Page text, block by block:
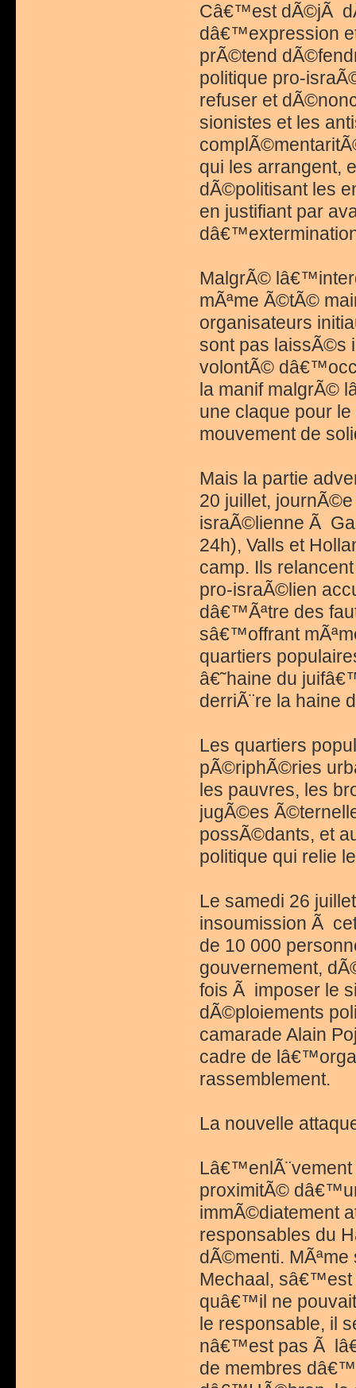
Câ€™est dÃ©jÃ
dâ€™expression
prÃ©tend
politique pro-
refuser et
sionistes et les
qui les arrangent,
dÃ©politisant les
en justifiant par
MalgrÃ©
mÃªme Ã©tÃ©
organisateurs
sont pas laissÃ©s
volontÃ©
la manif malgrÃ©
une claque pour
mouvement de
Mais la partie
20 juillet,
israÃ©lienne Ã
24h), Valls et
camp. Ils
pro-israÃ©lien
dâ€™Ãªtre des
sâ€™offrant
quartiers
â€˜haine du
derriÃ¨re la haine
Les quartiers
pÃ©riphÃ©ries
les pauvres, les
jugÃ©es
possÃ©dants, et
politique qui relie
Le samedi 26
insoumission Ã
de 10 000
gouvernement,
fois Ã imposer le
dÃ©ploiements
camarade Alain
cadre de
rassemblement.
La nouvelle
proximitÃ©
immÃ©diatement
responsables du
dÃ©menti.
Mechaal, sâ€™est
quâ€™il ne
le responsable, il
nâ€™est pas Ã
de membres